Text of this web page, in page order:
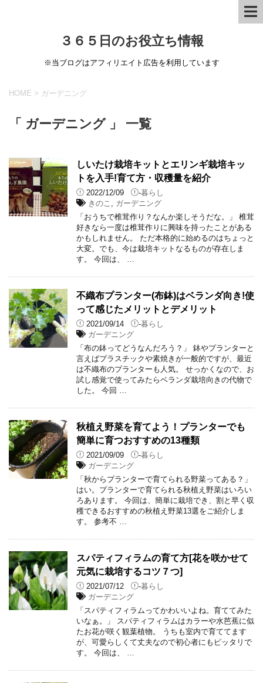
３６５日のお役立ち情報
※当ブログはアフィリエイト広告を利用しています
HOME > ガーデニング
「 ガーデニング 」 一覧
しいたけ栽培キットとエリンギ栽培キッ
トを入手!育て方・収穫量を紹介
2022/12/09 -暮らし
きのこ
ガーデニング
「おうちで椎茸作り？なんか楽しそうだな。」 椎茸
好きなら一度は椎茸作りに興味を持ったことがある
かもしれません。 ただ本格的に始めるのはちょっと
大変。でも、今は栽培キットなるものが存在しま
す。 今回は、 …
不織布プランター(布鉢)はベランダ向き!使
って感じたメリットとデメリット
2021/09/14 -暮らし
ガーデニング
「布の鉢ってどうなんだろう？」 鉢やプランターと
言えばプラスチックや素焼きが一般的ですが、最近
は不織布のプランターも人気。 せっかくなので、お
試し感覚で使ってみたらベランダ栽培向きの代物で
した。 今回 …
秋植え野菜を育てよう！プランターでも
簡単に育つおすすめの13種類
2021/09/09 -暮らし
ガーデニング
「秋からプランターで育てられる野菜ってある？」
はい。プランターで育てられる秋植え野菜はいろい
ろあります。 今回は、簡単に栽培でき、割と早く収
穫できるおすすめの秋植え野菜13選をご紹介しま
す。 参考不 …
スパティフィラムの育て方[花を咲かせて
元気に栽培するコツ７つ]
2021/07/12 -暮らし
ガーデニング
「スパティフィラムってかわいいよね。育ててみた
いなぁ。」 スパティフィラムはカラーや水芭蕉に似
たお花が咲く観葉植物。 うちも室内で育ててます
が、可愛らしくて丈夫なので初心者にもピッタリで
す。 今回は、 …